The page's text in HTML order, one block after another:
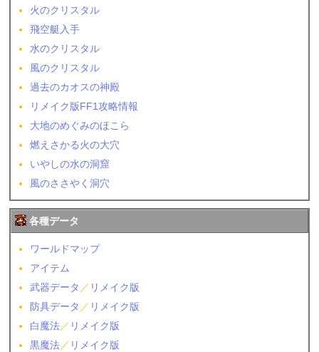
火のクリスタル
飛空艇入手
水のクリスタル
風のクリスタル
過去のカオスの神殿
リメイク版FF1攻略情報
大地のめぐみのほこら
燃えさかる火の大穴
いやしの水の洞窟
風のささやく洞穴
各種データ
ワールドマップ
アイテム
武器データ ／ リメイク版
防具データ ／ リメイク版
白魔法／ リメイク版
黒魔法／ リメイク版